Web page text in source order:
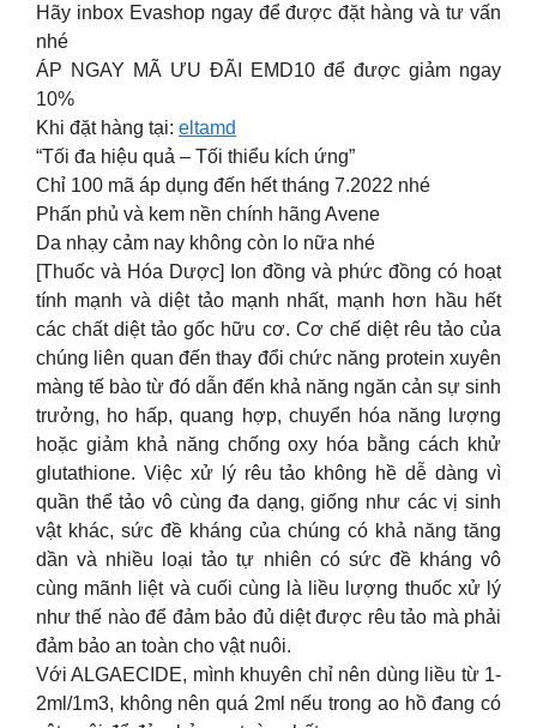
Hãy inbox Evashop ngay để được đặt hàng và tư vấn
nhé
ÁP NGAY MÃ ƯU ĐÃI EMD10 để được giảm ngay
10%
Khi đặt hàng tại: eltamd
“Tối đa hiệu quả – Tối thiểu kích ứng”
Chỉ 100 mã áp dụng đến hết tháng 7.2022 nhé
Phấn phủ và kem nền chính hãng Avene
Da nhạy cảm nay không còn lo nữa nhé
[Thuốc và Hóa Dược] Ion đồng và phức đồng có hoạt
tính mạnh và diệt tảo mạnh nhất, mạnh hơn hầu hết
các chất diệt tảo gốc hữu cơ. Cơ chế diệt rêu tảo của
chúng liên quan đến thay đổi chức năng protein xuyên
màng tế bào từ đó dẫn đến khả năng ngăn cản sự sinh
trưởng, ho hấp, quang hợp, chuyển hóa năng lượng
hoặc giảm khả năng chống oxy hóa bằng cách khử
glutathione. Việc xử lý rêu tảo không hề dễ dàng vì
quần thể tảo vô cùng đa dạng, giống như các vị sinh
vật khác, sức đề kháng của chúng có khả năng tăng
dần và nhiều loại tảo tự nhiên có sức đề kháng vô
cùng mãnh liệt và cuối cùng là liều lượng thuốc xử lý
như thế nào để đảm bảo đủ diệt được rêu tảo mà phải
đảm bảo an toàn cho vật nuôi.
Với ALGAECIDE, mình khuyên chỉ nên dùng liều từ 1-
2ml/1m3, không nên quá 2ml nếu trong ao hồ đang có